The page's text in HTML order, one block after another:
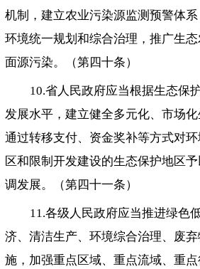
机制，建立农业污染源监测预警体
环境统一规划和综合治理，推广生
面源污染。（第四十条）
10.省人民政府应当根据生态保
发展水平，建立健全多元化、市场化
通过转移支付、资金奖补等方式对
区和限制开发建设的生态保护地区
调发展。（第四十一条）
11.各级人民政府应当推进绿色
济、清洁生产、环境综合治理、废
施，加强重点区域、重点流域、重